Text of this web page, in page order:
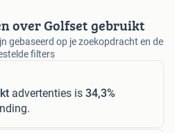
over Golfset gebruikt
gebaseerd op je zoekopdracht en de
filters
advertenties is 34,3%